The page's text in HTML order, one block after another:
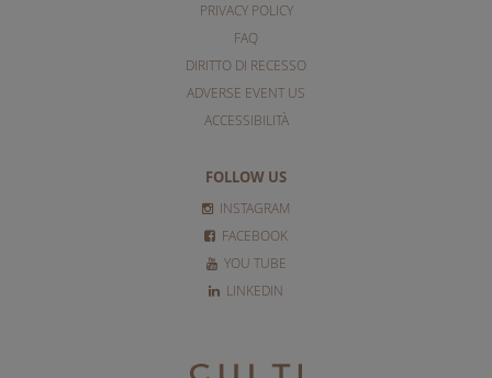
PRIVACY POLICY
FAQ
DIRITTO DI RECESSO
ADVERSE EVENT US
ACCESSIBILITÀ
FOLLOW US
INSTAGRAM
FACEBOOK
YOU TUBE
LINKEDIN